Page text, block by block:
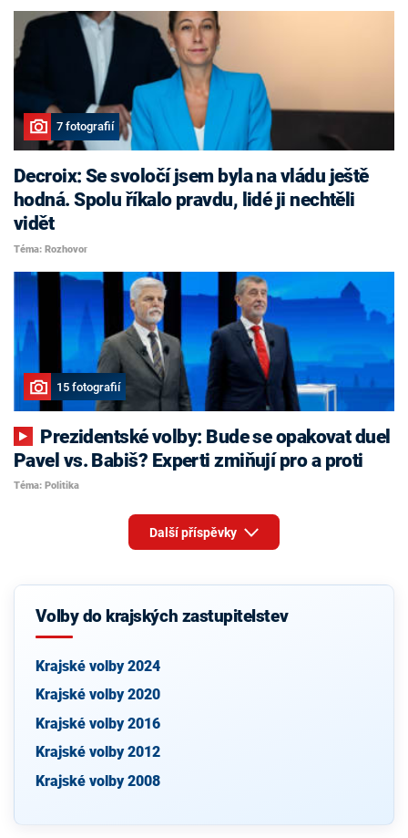
7 fotografií
Decroix: Se svoločí jsem byla na vládu ještě
hodná. Spolu říkalo pravdu, lidé ji nechtěli
vidět
Téma: Rozhovor
15 fotografií
Pavel vs. Babiš? Experti zmiňují pro a proti
Téma: Politika
Další příspěvky
Volby do krajských zastupitelstev
Krajské volby 2024
Krajské volby 2020
Krajské volby 2016
Krajské volby 2012
Krajské volby 2008